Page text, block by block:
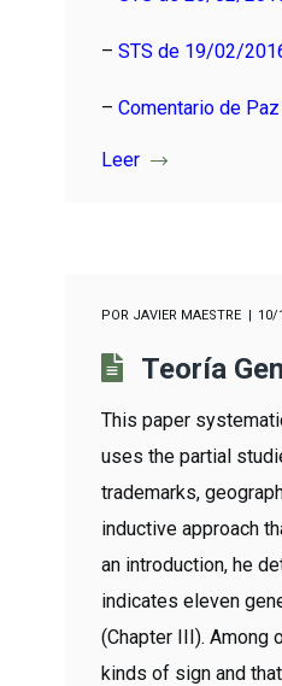
– STS de 19/02/
– Comentario de
Leer
POR JAVIER MAESTRE 10/
Teoría
This paper
uses the partial
trademarks,
inductive approach
an introduction, he
indicates eleven
(Chapter III). Among
kinds of sign and